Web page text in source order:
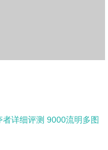
详细评测 9000流明多图